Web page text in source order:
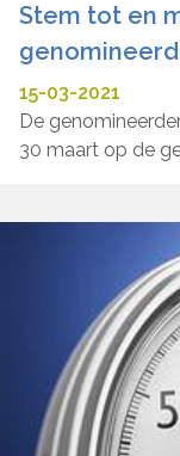
Stem tot en
15-03-2021
De
30 maart op de